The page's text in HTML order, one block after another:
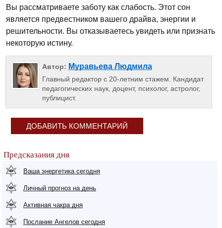
Вы рассматриваете заботу как слабость. Этот сон
является предвестником вашего драйва, энергии и
решительности. Вы отказываетесь увидеть или признать
некоторую истину.
Автор: Муравьева Людмила
Главный редактор с 20-летним стажем. Кандидат
педагогических наук, доцент, психолог, астролог,
публицист.
ДОБАВИТЬ КОММЕНТАРИЙ
Предсказания дня
Ваша энергетика сегодня
Личный прогноз на день
Активная чакра дня
Послание Ангелов сегодня